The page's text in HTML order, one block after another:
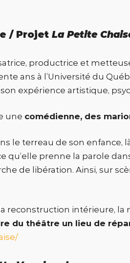
/ Projet La Petite
productrice et
ans à l’Université du
expérience artistique,
une comédienne, des
le terreau de son enfance,
qu’elle prenne la parole
de libération. Ainsi, sur
reconstruction intérieure,
du théâtre un lieu de